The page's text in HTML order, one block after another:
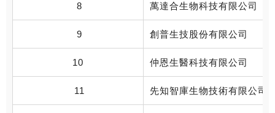
8 萬達合生物科技有限公司
9 創普生技股份有限公司
10 仲恩生醫科技有限公司
11 先知智庫生物技術有限公司